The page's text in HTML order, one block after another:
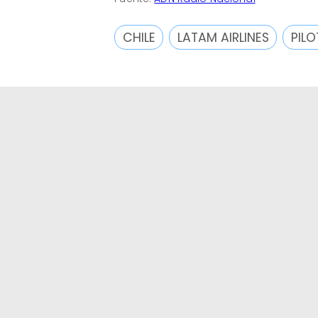
CHILE LATAM AIRLINES